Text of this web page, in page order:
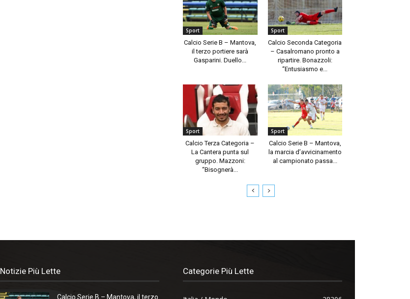
Sport
Calcio Serie B – Mantova,
il terzo portiere sarà
Gasparini. Duello...
Sport
Calcio Seconda Categoria
– Casalromano pronto a
ripartire. Bonazzoli:
“Entusiasmo e...
Sport
Calcio Terza Categoria –
La Cantera punta sul
gruppo. Mazzoni:
“Bisognerà...
Sport
Calcio Serie B – Mantova,
la marcia d’avvicinamento
al campionato passa...
Notizie Più Lette
Calcio Serie B – Mantova, il terzo
Categorie Più Lette